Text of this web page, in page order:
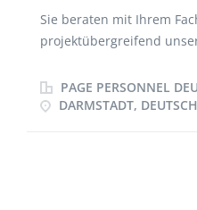
Sie beraten mit Ihrem
projektübergreifend
und Planungen Sie
zukunftsweisender
PAGE PERSONNEL
DARMSTADT,